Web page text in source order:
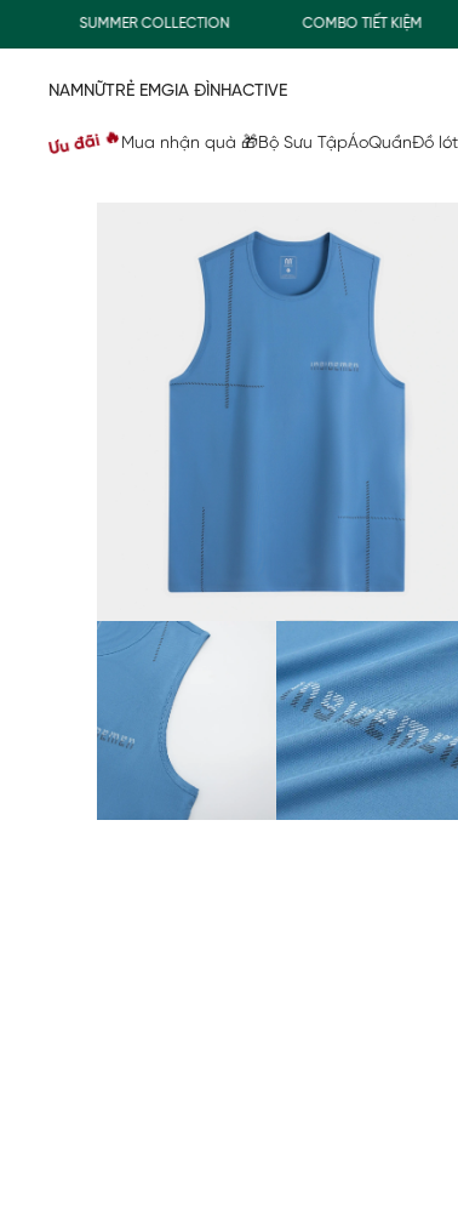
SUMMER COLLECTION COMBO TIẾT KIỆM
NAMNỮTRẺ EMGIA ĐÌNHACTIVE
Ưu đãi 🔥 Mua nhận quà 🎁Bộ Sưu TậpÁoQuầnĐồ